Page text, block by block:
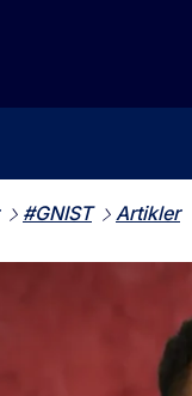
#GNIST Artikler